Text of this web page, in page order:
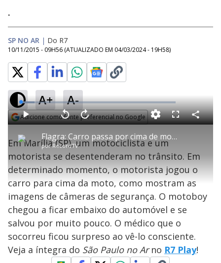
.
SP NO AR | Do R7
10/11/2015 - 09H56 (ATUALIZADO EM 04/03/2024 - 19H58)
A+ A-
Adicione como fonte preferencial no Google
P
l
a
y
Flagra: Carro passa por cima de motoboy após briga de trânsito
porRecordTV
P V
t
a
r
0
e
g
n
d
o
s
A
n
ç
a
1
s
e
u
n
o
s
M
d
o
L
o
a
d
e
8
.
9
1
%
F
l
e
n
C
o
i
l
a
Em Marília (SP), um motociclista e um
motorista se desentenderam no trânsito. Em
determinado momento, o motorista jogou o
carro para cima da moto, como mostram as
imagens de câmeras de segurança. O motoboy
chegou a ficar embaixo do automóvel e se
salvou por muito pouco. O médico que o
socorreu ficou surpreso ao vê-lo consciente.
Veja a íntegra do São Paulo no Arno R7 Play!